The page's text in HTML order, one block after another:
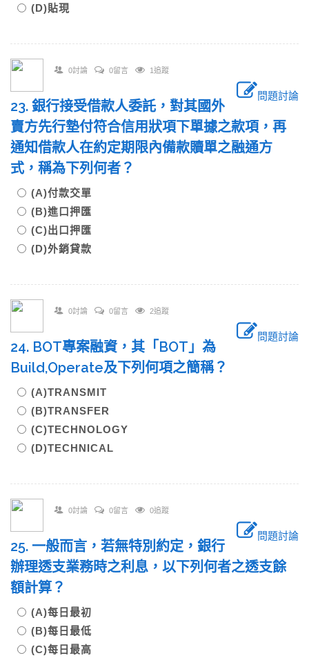
(D)貼現
0討論 0留言 1追蹤
問題討論
23. 銀行接受借款人委託，對其國外
賣方先行墊付符合信用狀項下單據之款項，再
通知借款人在約定期限內備款贖單之融通方
式，稱為下列何者？
(A)付款交單
(B)進口押匯
(C)出口押匯
(D)外銷貸款
0討論 0留言 2追蹤
問題討論
24. BOT專案融資，其「BOT」為
Build,Operate及下列何項之簡稱？
(A)TRANSMIT
(B)TRANSFER
(C)TECHNOLOGY
(D)TECHNICAL
0討論 0留言 0追蹤
問題討論
25. 一般而言，若無特別約定，銀行
辦理透支業務時之利息，以下列何者之透支餘
額計算？
(A)每日最初
(B)每日最低
(C)每日最高